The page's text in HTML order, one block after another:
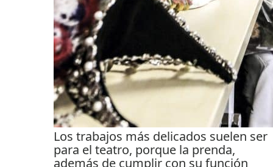
Los trabajos más delicados suelen ser
para el teatro, porque la prenda,
además de cumplir con su función